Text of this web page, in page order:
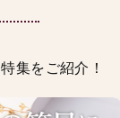
集をご紹介！